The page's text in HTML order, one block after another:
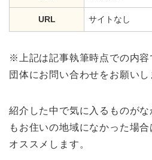
URL サイトなし
※上記は記事執筆時点での内容
団体にお問い合わせをお願いし
紹介した中で気に入るものが
もお住いの地域になかった場
オススメします。